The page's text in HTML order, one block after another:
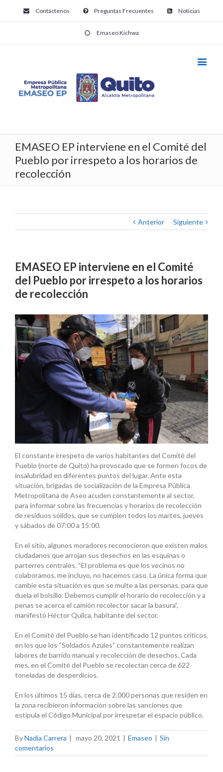
Contáctenos Preguntas Frecuentes Noticias
Emaseo Kichwa
EMASEO EP interviene en el Comité del
Pueblo por irrespeto a los horarios de
recolección
Anterior Siguiente
EMASEO EP interviene en el Comité
del Pueblo por irrespeto a los horarios
de recolección
El constante irrespeto de varios habitantes del Comité del
Pueblo (norte de Quito) ha provocado que se formen focos de
insalubridad en diferentes puntos del lugar. Ante esta
situación, brigadas de socialización de la Empresa Pública
Metropolitana de Aseo acuden constantemente al sector,
para informar sobre las frecuencias y horarios de recolección
de residuos sólidos, que se cumplen todos los martes, jueves
y sábados de 07:00 a 15:00.
En el sitio, algunos moradores reconocieron que existen malos
ciudadanos que arrojan sus desechos en las esquinas o
parterres centrales. “El problema es que los vecinos no
colaboramos, me incluyo, no hacemos caso. La única forma que
cambie esta situación es que se multe a las personas, para que
duela el bolsillo. Debemos cumplir el horario de recolección y a
penas se acerca el camión recolector sacar la basura”,
manifestó Héctor Quilca, habitante del sector.
En el Comité del Pueblo se han identificado 12 puntos críticos,
en los que los “Soldados Azules” constantemente realizan
labores de barrido manual y recolección de desechos. Cada
mes, en el Comité del Pueblo se recolectan cerca de 622
toneladas de desperdicios.
En los últimos 15 días, cerca de 2.000 personas que residen en
la zona recibieron información sobre las sanciones que
estipula el Código Municipal por irrespetar el espacio público.
ByNadia Carrera | mayo 20, 2021 | Emaseo | Sin
comentarios